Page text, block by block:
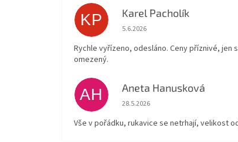
KP Karel Pacholík
Hodnocení obchodu je 4 z 5
5.6.2026
Rychle vyřízeno, odesláno. Ceny příznivé, jen
omezený.
AH Aneta Hanusková
Hodnocení obchodu je 5 z 5
28.5.2026
Vše v pořádku, rukavice se netrhají, velikost